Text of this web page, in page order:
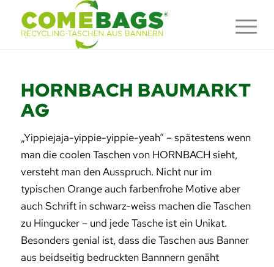
HORNBACH BAUMARKT
AG
„Yippiejaja-yippie-yippie-yeah“ – spätestens wenn
man die coolen Taschen von HORNBACH sieht,
versteht man den Ausspruch. Nicht nur im
typischen Orange auch farbenfrohe Motive aber
auch Schrift in schwarz-weiss machen die Taschen
zu Hingucker – und jede Tasche ist ein Unikat.
Besonders genial ist, dass die Taschen aus Banner
aus beidseitig bedruckten Bannnern genäht